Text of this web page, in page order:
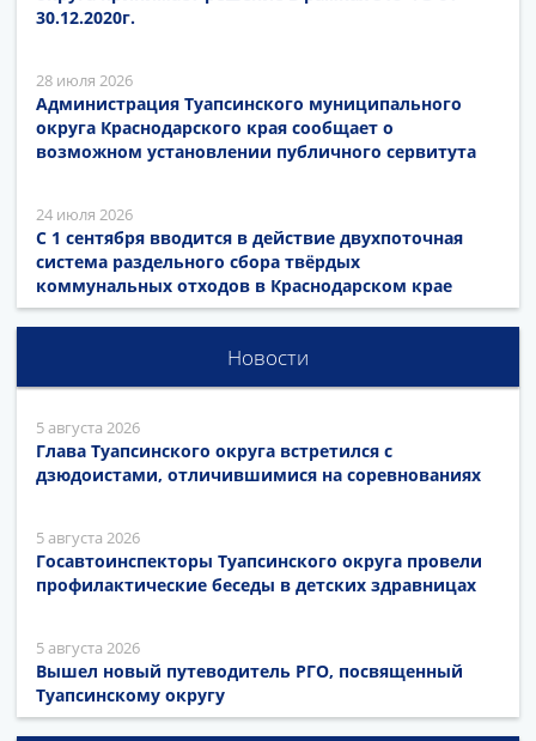
30.12.2020г.
28 июля 2026
Администрация Туапсинского муниципального
округа Краснодарского края сообщает о
возможном установлении публичного сервитута
24 июля 2026
С 1 сентября вводится в действие двухпоточная
система раздельного сбора твёрдых
коммунальных отходов в Краснодарском крае
Новости
5 августа 2026
Глава Туапсинского округа встретился с
дзюдоистами, отличившимися на соревнованиях
5 августа 2026
Госавтоинспекторы Туапсинского округа провели
профилактические беседы в детских здравницах
5 августа 2026
Вышел новый путеводитель РГО, посвященный
Туапсинскому округу